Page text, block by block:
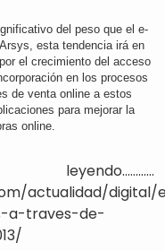
del peso que el e-
esta tendencia irá en
el crecimiento del acceso
en los procesos
de venta online a estos
para mejorar la
online.
actualidad/digital/
a-traves-de-